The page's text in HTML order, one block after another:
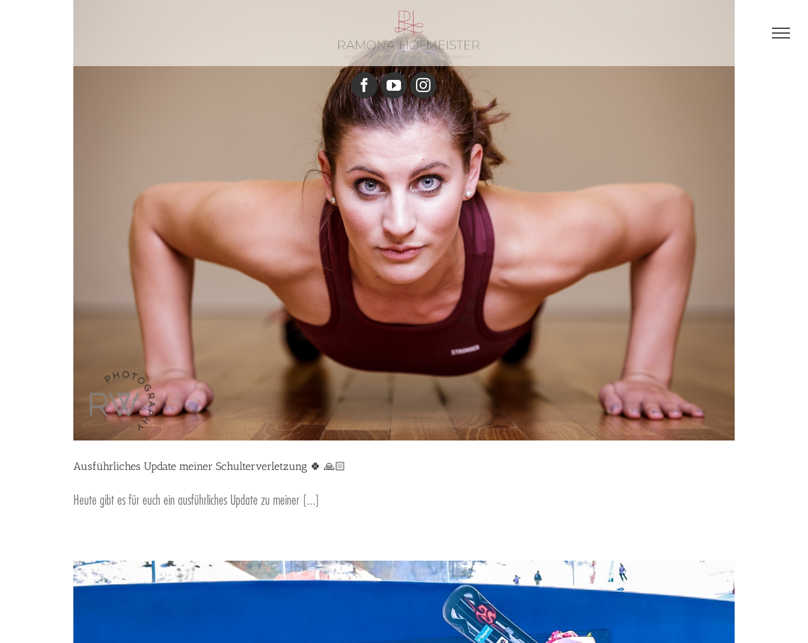
Ausführliches Update meiner Schulterverletzung 🍀 🙏🏻
Heute gibt es für euch ein ausführliches Update zu meiner [...]